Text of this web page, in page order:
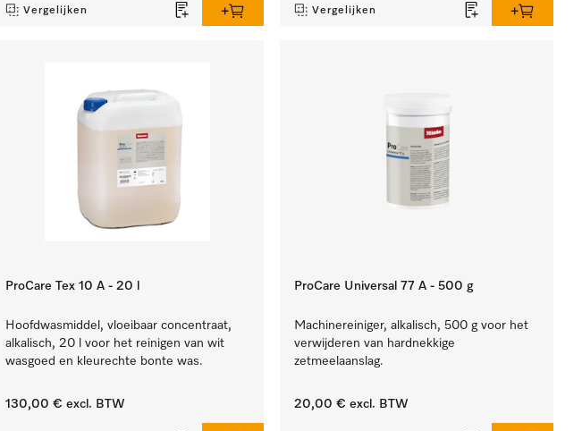
Vergelijken Vergelijken
ProCare Tex 10 A - 20 l
Hoofdwasmiddel, vloeibaar concentraat,
alkalisch, 20 l voor het reinigen van wit
wasgoed en kleurechte bonte was.
130,00 € excl. BTW
ProCare Universal 77 A - 500 g
Machinereiniger, alkalisch, 500 g voor het
verwijderen van hardnekkige
zetmeelaanslag.
20,00 € excl. BTW